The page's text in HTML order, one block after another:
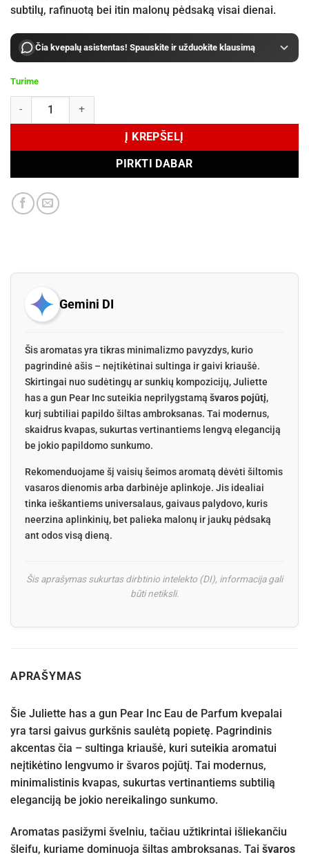
subtilų, rafinuotą bei itin malonų pėdsaką visai dienai.
Čia kvepalų asistentas! Spauskite ir užduokite klausimą
Turime
produkto kiekis: Juliette has a gun Pear Inc Eau de Parfum 100 ml
Į KREPŠELĮ
PIRKTI DABAR
Gemini DI
Šis aromatas yra tikras minimalizmo pavyzdys, kurio
pagrindinė ašis – neįtikėtinai sultinga ir gaivi kriaušė.
Skirtingai nuo sudėtingų ar sunkių kompozicijų, Juliette
has a gun Pear Inc suteikia neprilygstamą švaros pojūtį,
kurį subtiliai papildo šiltas ambroksanas. Tai modernus,
skaidrus kvapas, sukurtas vertinantiems lengvą eleganciją
be jokio papildomo sunkumo.
Rekomenduojame šį vaisių šeimos aromatą dėvėti šiltomis
vasaros dienomis arba darbinėje aplinkoje. Jis idealiai
tinka ieškantiems universalaus, gaivaus palydovo, kuris
neerzina aplinkinių, bet palieka malonų ir jaukų pėdsaką
ant odos visą dieną.
Šis aprašymas sukurtas dirbtinio intelekto (DI), informacija gali
būti netiksli.
APRAŠYMAS
Šie Juliette has a gun Pear Inc Eau de Parfum kvepalai
yra tarsi gaivus gurkšnis saulėtą popietę. Pagrindinis
akcentas čia – sultinga kriaušė, kuri suteikia aromatui
neįtikėtino lengvumo ir švaros pojūtį. Tai modernus,
minimalistinis kvapas, sukurtas vertinantiems subtilią
eleganciją be jokio nereikalingo sunkumo.
Aromatas pasižymi švelniu, tačiau užtikrintai išliekančiu
šleifu, kuriame dominuoja šiltas ambroksanas. Tai švaros